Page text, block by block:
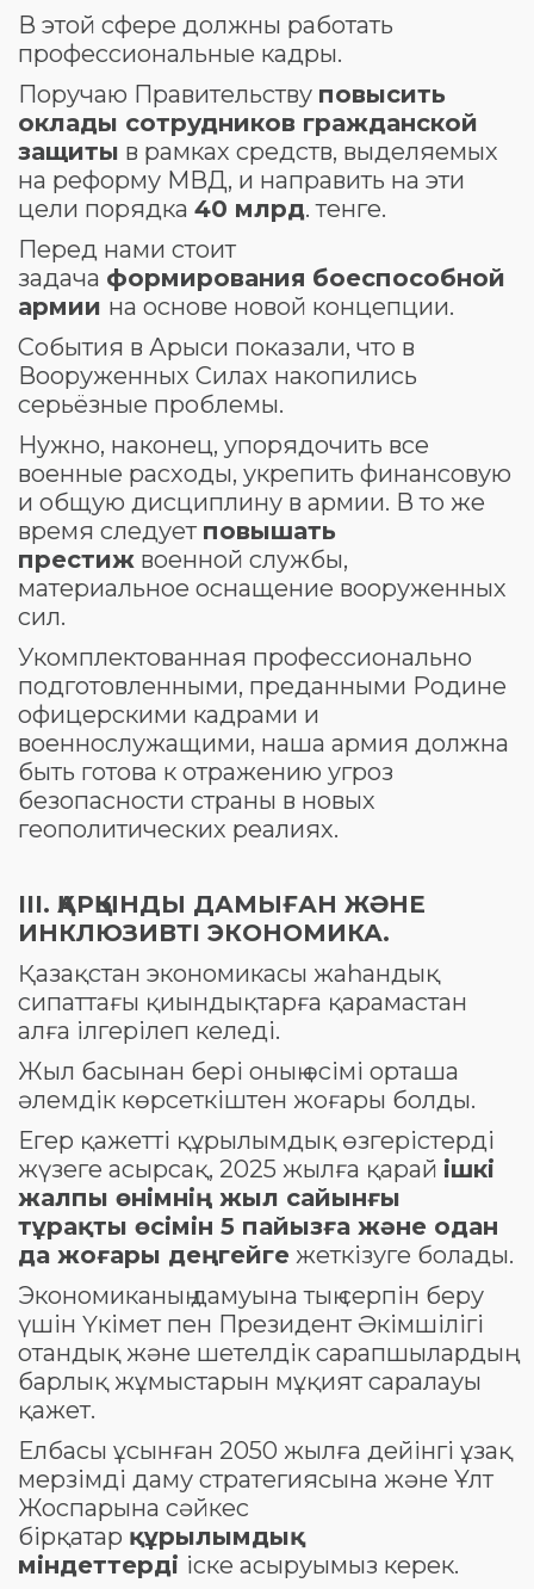
В этой сфере должны работать
профессиональные кадры.
Поручаю Правительству повысить
оклады сотрудников гражданской
защиты в рамках средств, выделяемых
на реформу МВД, и направить на эти
цели порядка 40 млрд. тенге.
Перед нами стоит
задача формирования боеспособной
армии на основе новой концепции.
События в Арыси показали, что в
Вооруженных Силах накопились
серьёзные проблемы.
Нужно, наконец, упорядочить все
военные расходы, укрепить финансовую
и общую дисциплину в армии. В то же
время следует повышать
престиж военной службы,
материальное оснащение вооруженных
сил.
Укомплектованная профессионально
подготовленными, преданными Родине
офицерскими кадрами и
военнослужащими, наша армия должна
быть готова к отражению угроз
безопасности страны в новых
геополитических реалиях.
III. ҚАРҚЫНДЫ ДАМЫҒАН ЖӘНЕ
ИНКЛЮЗИВТІ ЭКОНОМИКА.
Қазақстан экономикасы жаһандық
сипаттағы қиындықтарға қарамастан
алға ілгерілеп келеді.
Жыл басынан бері оның өсімі орташа
әлемдік көрсеткіштен жоғары болды.
Егер қажетті құрылымдық өзгерістерді
жүзеге асырсақ, 2025 жылға қарай ішкі
жалпы өнімнің жыл сайынғы
тұрақты өсімін 5 пайызға және одан
да жоғары деңгейге жеткізуге болады.
Экономиканың дамуына тың серпін беру
үшін Үкімет пен Президент Әкімшілігі
отандық және шетелдік сарапшылардың
барлық жұмыстарын мұқият саралауы
қажет.
Елбасы ұсынған 2050 жылға дейінгі ұзақ
мерзімді даму стратегиясына және Ұлт
Жоспарына сәйкес
бірқатар құрылымдық
міндеттерді іске асыруымыз керек.